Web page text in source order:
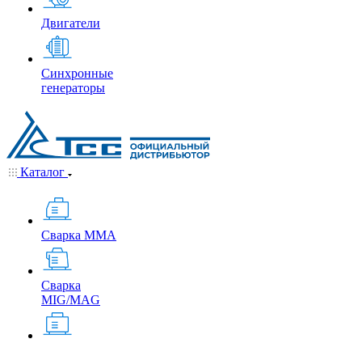
Двигатели
Синхронные
генераторы
Каталог
Сварка MMA
Сварка
MIG/MAG